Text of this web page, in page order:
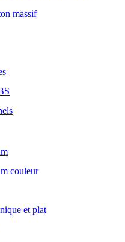
massif
couleur
et plat